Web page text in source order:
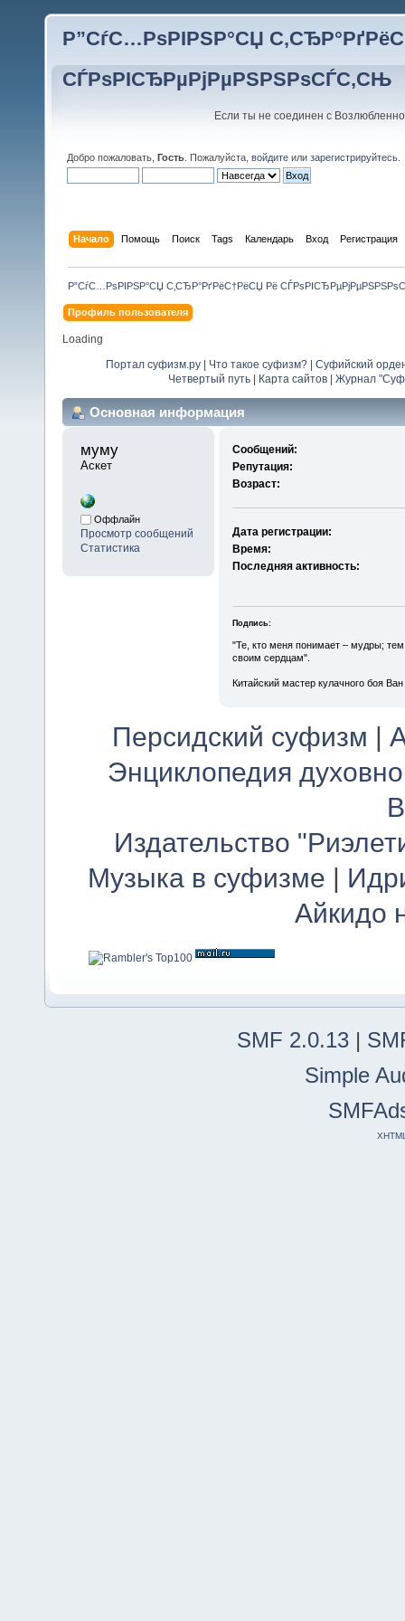
Р”СѓС…РѕРІРЅР°СЏ
СЃРѕРІСЂРµРјРµРЅРЅРѕСЃС‚СЊ
Если ты не соединен с
Добро пожаловать, Гость . Пожалуйста, войдите или зарегистрируйтесь
Начало Помощь Поиск Tags Календарь Вход Регистрация
Р”СѓС…РѕРІРЅР°СЏ С‚СЂР°РґРёС†РёСЏ Рё
Профиль пользователя
Loading
Портал суфизм.ру Что такое суфизм?
Суфийский
Четвертый путь| Карта сайтов| Журнал
Основная информация
муму
Аскет
Оффлайн
Просмотр сообщений
Статистика
Сообщений:
Репутация:
Возраст:
Дата регистрации:
Время:
Последняя активность:
Подпись:
"Те, кто меня понимает – мудры;
своим сердцам".
Китайский мастер кулачного боя
Персидский суфизм |
Энциклопедия
Издательство
Музыка в суфизме |
Айкидо
SMF 2.0.13 |
Simple